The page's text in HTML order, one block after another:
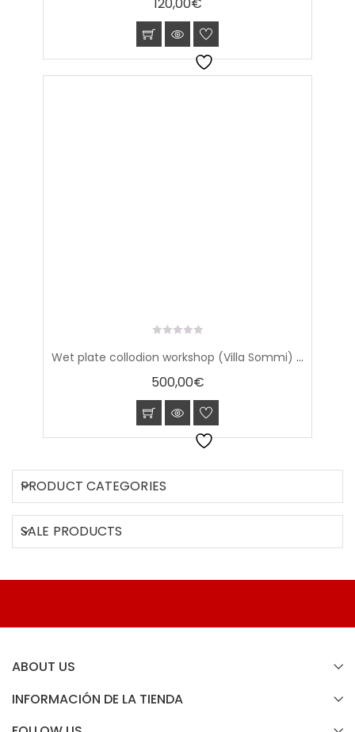
Wet plate collodion workshop (Villa Sommi) (May 25th-26th 2024)
out
5
500,00€
PRODUCT CATEGORIES
SALE PRODUCTS
ABOUT US
INFORMACIÓN DE LA TIENDA